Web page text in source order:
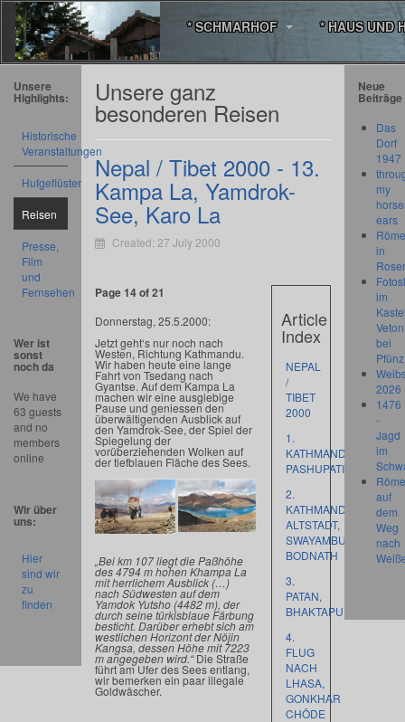
* SCHMARHOF * HAUS UND
Unsere ganz
besonderen Reisen
Nepal / Tibet 2000 - 13.
Kampa La, Yamdrok-
See, Karo La
Created: 27 July 2000
Article
Index
NEPAL
/
TIBET
2000
1.
KATHMANDU:
PASHUPATINATH
2.
KATHMANDU:
ALTSTADT,
SWAYAMBUNATH,
BODNATH
3.
PATAN,
BHAKTAPUR
4.
FLUG
NACH
LHASA,
GONKHAR
CHÖDE
Page 14 of 21
Donnerstag, 25.5.2000:
Jetzt geht‘s nur noch nach
Westen, Richtung Kathmandu.
Wir haben heute eine lange
Fahrt von Tsedang nach
Gyantse. Auf dem Kampa La
machen wir eine ausgiebige
Pause und geniessen den
überwältigenden Ausblick auf
den Yamdrok-See, der Spiel der
Spiegelung der
vorüberziehenden Wolken auf
der tiefblauen Fläche des Sees.
„Bei km 107 liegt die Paßhöhe
des 4794 m hohen Khampa La
mit herrlichem Ausblick (…)
nach Südwesten auf dem
Yamdok Yutsho (4482 m), der
durch seine türkisblaue Färbung
besticht. Darüber erhebt sich am
westlichen Horizont der Nöjin
Kangsa, dessen Höhe mit 7223
m angegeben wird.“Die Straße
führt am Ufer des Sees entlang,
wir bemerken ein paar illegale
Goldwäscher.
Unsere
Highlights:
Historische
Veranstaltungen
Hufgeflüster
Reisen
Presse,
Film
und
Fernsehen
Wer ist
sonst
noch da
We have
63 guests
and no
members
online
Wir über
uns:
Hier
sind wir
zu
finden
Neue
Beiträge
Das
Dorf
1947
my
ears
in
im
bei
Pfünz
2026
1476
-
Jagd
im
auf
dem
Weg
nach